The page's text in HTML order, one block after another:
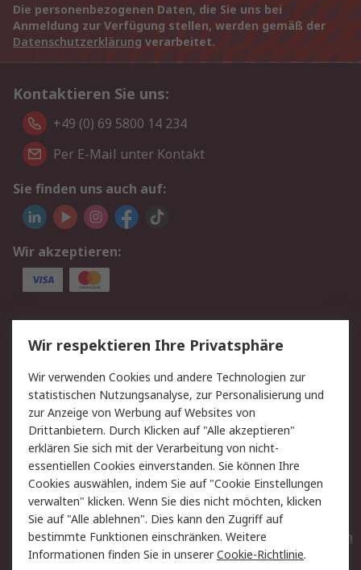
Die personenbezogenen Daten, die Sie uns bei
Anmeldung zur Verfügung stellen, werden gemäß der
Datenschutzerklärung verarbeitet.
Kontaktieren Sie uns:
+49 (0) 69 5800 14 234
Per E-Mail unter Kontakt
Sie finden uns auch auf:
Wir akzeptieren:
Service
Value Added Services
Lieferlösungen
Rücksendungen
Kontakt
Hilfe
Privatkunden
Rechtliches
AGB
Datenschutz
Cookie-Richtlinie
Zahlungsbedingungen
Copyright/Impressum
Entsorgung
Elektrogeräte/Batterien
Wir respektieren Ihre Privatsphäre
Wir verwenden Cookies und andere Technologien zur
statistischen Nutzungsanalyse, zur Personalisierung und
zur Anzeige von Werbung auf Websites von
Drittanbietern. Durch Klicken auf "Alle akzeptieren"
erklären Sie sich mit der Verarbeitung von nicht-
essentiellen Cookies einverstanden. Sie können Ihre
Cookies auswählen, indem Sie auf "Cookie Einstellungen
verwalten" klicken. Wenn Sie dies nicht möchten, klicken
Sie auf "Alle ablehnen". Dies kann den Zugriff auf
bestimmte Funktionen einschränken. Weitere
Informationen finden Sie in unsererCookie-Richtlinie.